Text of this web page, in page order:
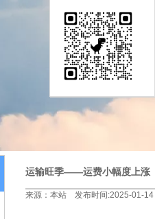
运输旺季——运费小幅度上涨
来源：本站 发布时间:2025-01-